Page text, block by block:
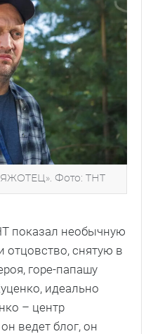
Фото: ТНТ
показал необычную
отцовство, снятую в
горе-папашу
идеально
– центр
ведет блог, он